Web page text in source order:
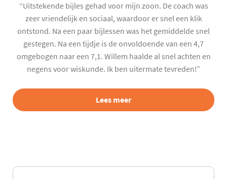
“Uitstekende bijles gehad voor mijn zoon. De coach was
zeer vriendelijk en sociaal, waardoor er snel een klik
ontstond. Na een paar bijlessen was het gemiddelde snel
gestegen. Na een tijdje is de onvoldoende van een 4,7
omgebogen naar een 7,1. Willem haalde al snel achten en
negens voor wiskunde. Ik ben uitermate tevreden!”
Lees meer